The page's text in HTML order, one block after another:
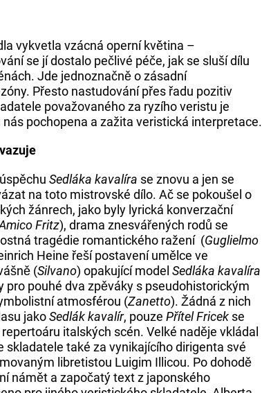
vykvetla vzácná operní květina –
se jí dostalo pečlivé péče, jak se sluší dílu
Jde jednoznačně o zásadní
Přesto nastudování přes řadu pozitiv
považovaného za ryzího veristu je
pochopena a zažita veristická interpretace.
Sedláka kavalíra se znovu a jen se
na toto mistrovské dílo. Ač se pokoušel o
žánrech, jako byly lyrická konverzační
Fritz), drama znesvářených rodů se
tragédie romantického ražení (Guglielmo
Heine řeší postavení umělce ve
(Silvano) opakující model Sedláka kavalíra
pro pouhé dva zpěváky s pseudohistorickým
atmosférou (Zanetto). Žádná z nich
jakoSedlák kavalír, pouze Přítel Fricekse
italských scén. Velké naděje vkládal
skladatele také za vynikajícího dirigenta své
libretistou Luigim Illicou. Po dohodě
námět a započatý text z japonského